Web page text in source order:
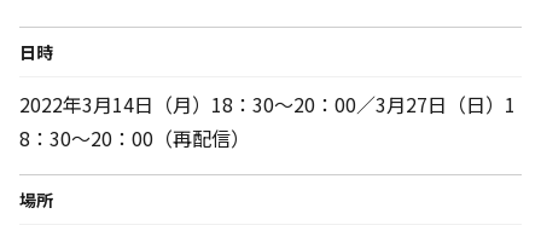
日時
2022年3月14日（月）18：30～20：00／3月27日（日）1
8：30～20：00（再配信）
場所